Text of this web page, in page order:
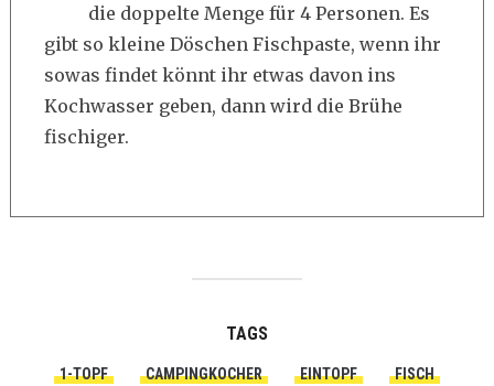
die doppelte Menge für 4 Personen. Es
gibt so kleine Döschen Fischpaste, wenn ihr
sowas findet könnt ihr etwas davon ins
Kochwasser geben, dann wird die Brühe
fischiger.
TAGS
1-TOPF CAMPINGKOCHER EINTOPF
FISCH